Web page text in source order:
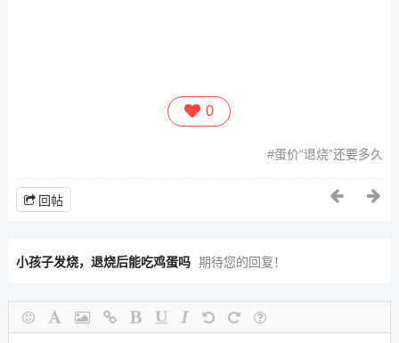
0
蛋价“退烧”还要多久
回帖
小孩子发烧，退烧后能吃鸡蛋吗 期待您的回复！